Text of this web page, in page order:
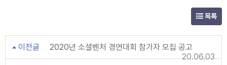
목록
이전글
2020년 소셜벤처 경연대회 참가자 모집 공고
20.06.03